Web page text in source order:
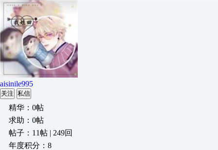
aisinile995
关注 私信
精华：0帖
求助：0帖
帖子：11帖 | 249回
年度积分：8